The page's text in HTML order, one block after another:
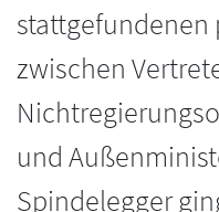
stattgefundenen
zwischen
und
Spindelegger